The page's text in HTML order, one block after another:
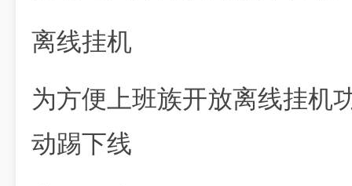
离线挂机
为方便上班族开放离线挂机
动踢下线